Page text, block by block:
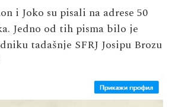
i Joko su pisali na adrese 50
Jedno od tih pisma bilo je
tadašnje SFRJ Josipu Brozu